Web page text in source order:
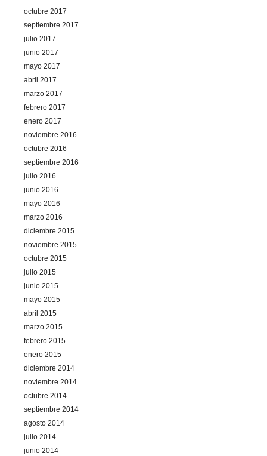
octubre 2017
septiembre 2017
julio 2017
junio 2017
mayo 2017
abril 2017
marzo 2017
febrero 2017
enero 2017
noviembre 2016
octubre 2016
septiembre 2016
julio 2016
junio 2016
mayo 2016
marzo 2016
diciembre 2015
noviembre 2015
octubre 2015
julio 2015
junio 2015
mayo 2015
abril 2015
marzo 2015
febrero 2015
enero 2015
diciembre 2014
noviembre 2014
octubre 2014
septiembre 2014
agosto 2014
julio 2014
junio 2014